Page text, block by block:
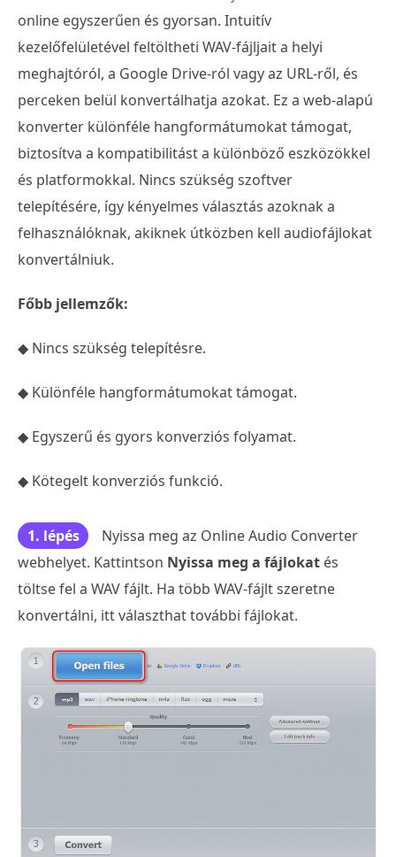
online egyszerűen és gyorsan. Intuitív
kezelőfelületével feltöltheti WAV-fájljait a helyi
meghajtóról, a Google Drive-ról vagy az URL-ről, és
perceken belül konvertálhatja azokat. Ez a web-alapú
konverter különféle hangformátumokat támogat,
biztosítva a kompatibilitást a különböző eszközökkel
és platformokkal. Nincs szükség szoftver
telepítésére, így kényelmes választás azoknak a
felhasználóknak, akiknek útközben kell audiofájlokat
konvertálniuk.
Főbb jellemzők:
◆ Nincs szükség telepítésre.
◆ Különféle hangformátumokat támogat.
◆ Egyszerű és gyors konverziós folyamat.
◆ Kötegelt konverziós funkció.
1. lépés
Nyissa meg az Online Audio Converter
webhelyet. Kattintson Nyissa meg a fájlokat és
töltse fel a WAV fájlt. Ha több WAV-fájlt szeretne
konvertálni, itt választhat további fájlokat.